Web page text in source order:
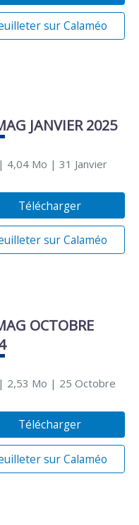
sur Calaméo
JANVIER 2025
Mo | 31 Janvier
Télécharger
sur Calaméo
OCTOBRE
Mo | 25 Octobre
Télécharger
sur Calaméo